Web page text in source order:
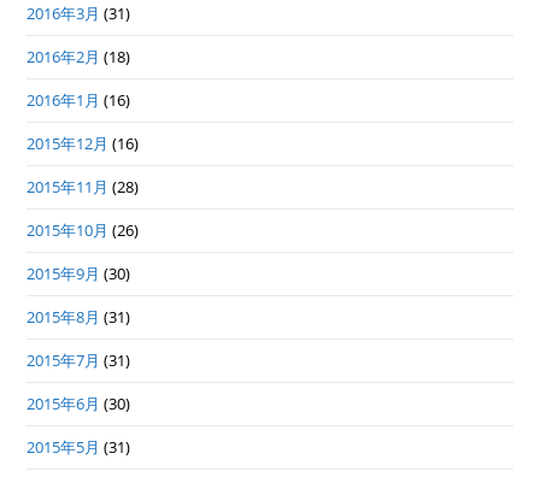
2016年3月 (31)
2016年2月 (18)
2016年1月 (16)
2015年12月 (16)
2015年11月 (28)
2015年10月 (26)
2015年9月 (30)
2015年8月 (31)
2015年7月 (31)
2015年6月 (30)
2015年5月 (31)